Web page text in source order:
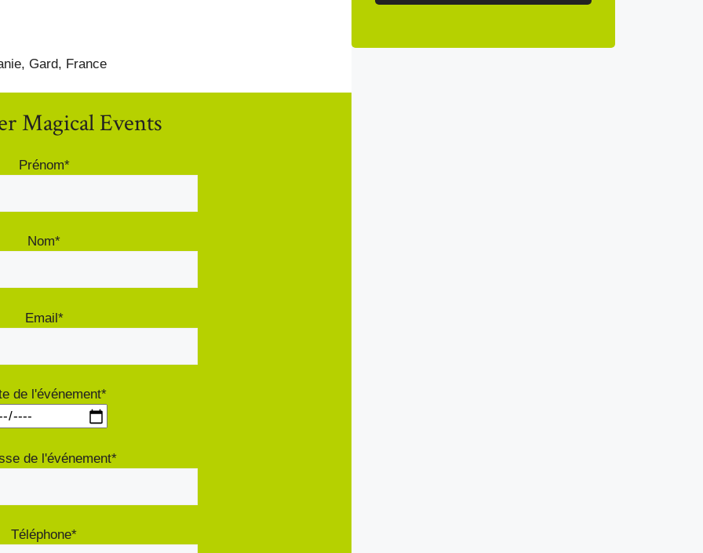
, Gard, France
Magical Events
Prénom*
Nom*
Email*
de l'événement*
de l'événement*
Téléphone*